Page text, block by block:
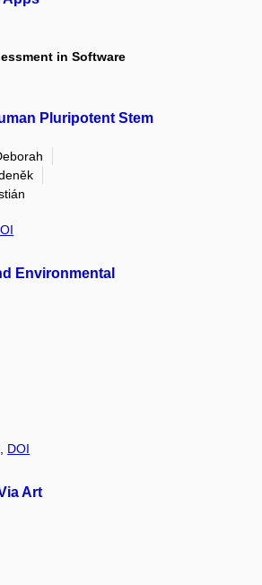
in Software
Pluripotent Stem
Environmental
DOI
Art